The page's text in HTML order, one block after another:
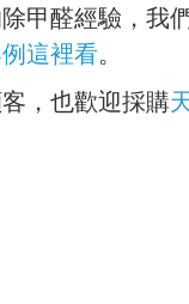
甲醛經驗，
這裡看。
，也歡迎採購